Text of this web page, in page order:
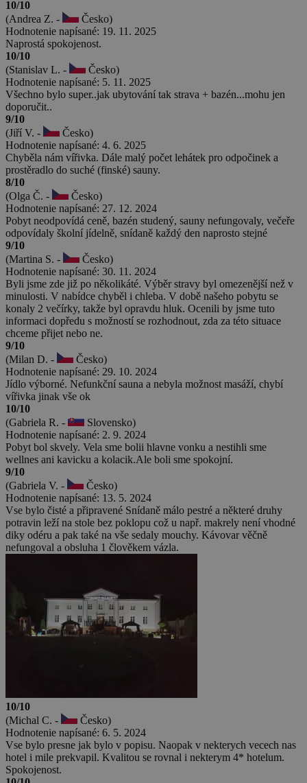
10/10
(Andrea Z. -
Česko)
Hodnotenie napísané: 19. 11. 2025
Naprostá spokojenost.
10/10
(Stanislav L. -
Česko)
Hodnotenie napísané: 5. 11. 2025
Všechno bylo super..jak ubytování tak strava + bazén...mohu jen
doporučit..
9/10
(Jiří V. -
Česko)
Hodnotenie napísané: 4. 6. 2025
Chyběla nám vířivka. Dále malý počet lehátek pro odpočinek a
prostěradlo do suché (finské) sauny.
8/10
(Olga Č. -
Česko)
Hodnotenie napísané: 27. 12. 2024
Pobyt neodpovídá ceně, bazén studený, sauny nefungovaly, večeře
odpovídaly školní jídelně, snídaně každý den naprosto stejné
9/10
(Martina S. -
Česko)
Hodnotenie napísané: 30. 11. 2024
Byli jsme zde již po několikáté. Výběr stravy byl omezenější než v
minulosti. V nabídce chyběl i chleba. V době našeho pobytu se
konaly 2 večírky, takže byl opravdu hluk. Ocenili by jsme tuto
informaci dopředu s možností se rozhodnout, zda za této situace
chceme přijet nebo ne.
9/10
(Milan D. -
Česko)
Hodnotenie napísané: 29. 10. 2024
Jídlo výborné. Nefunkční sauna a nebyla možnost masáží, chybí
vířivka jinak vše ok
10/10
(Gabriela R. -
Slovensko)
Hodnotenie napísané: 2. 9. 2024
Pobyt bol skvely. Vela sme bolii hlavne vonku a nestihli sme
wellnes ani kavicku a kolacik.Ale boli sme spokojní.
9/10
(Gabriela V. -
Česko)
Hodnotenie napísané: 13. 5. 2024
Vse bylo čisté a připravené Snídaně málo pestré a některé druhy
potravin leží na stole bez poklopu což u např. makrely není vhodné
diky odéru a pak také na vše sedaly mouchy. Kávovar věčně
nefungoval a obsluha 1 člověkem vázla.
10/10
(Michal C. -
Česko)
Hodnotenie napísané: 6. 5. 2024
Vse bylo presne jak bylo v popisu. Naopak v nekterych vecech nas
hotel i mile prekvapil. Kvalitou se rovnal i nekterym 4* hotelum.
Spokojenost.